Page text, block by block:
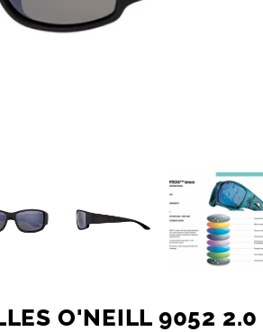
O'NEILL 9052 2.0